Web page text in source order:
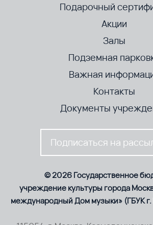
Подарочный
Акции
Залы
Подземная
Важная
Контакты
Документы
Подписаться на
© 2026 Государственное
учреждение культуры города
международный Дом музыки» (ГБУК